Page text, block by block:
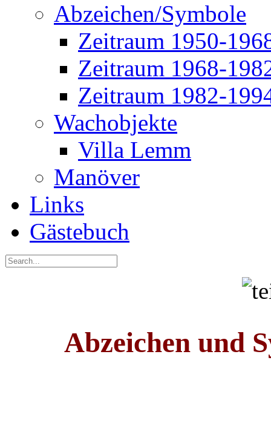
Abzeichen/Symbole
Zeitraum 1950-
Zeitraum 1968-
Zeitraum 1982-
Wachobjekte
Villa Lemm
Manöver
Links
Gästebuch
Abzeichen und